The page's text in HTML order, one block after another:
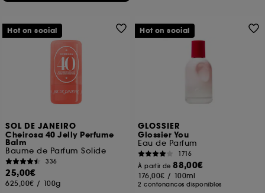
SOL DE JANEIRO
Cheirosa 40 Jelly Perfume
Balm
Baume de Parfum Solide
336
25,00€
625,00€ / 100g
Hot on social
GLOSSIER
Glossier You
Eau de Parfum
1716
À partir de88,00€
176,00€ / 100ml
2 contenances disponibles
Hot on social